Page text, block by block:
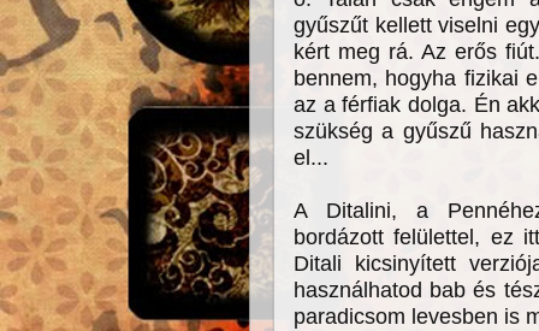
gyűszűt kellett viselni
kért meg rá. Az erős
bennem, hogyha fizikai
az a férfiak dolga. Én
szükség a gyűszű
el...
A Ditalini, a
bordázott felülettel, ez
Ditali kicsinyített
használhatod bab és
paradicsom levesben is